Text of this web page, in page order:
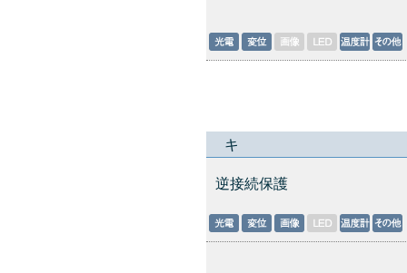
キ
逆接続保護